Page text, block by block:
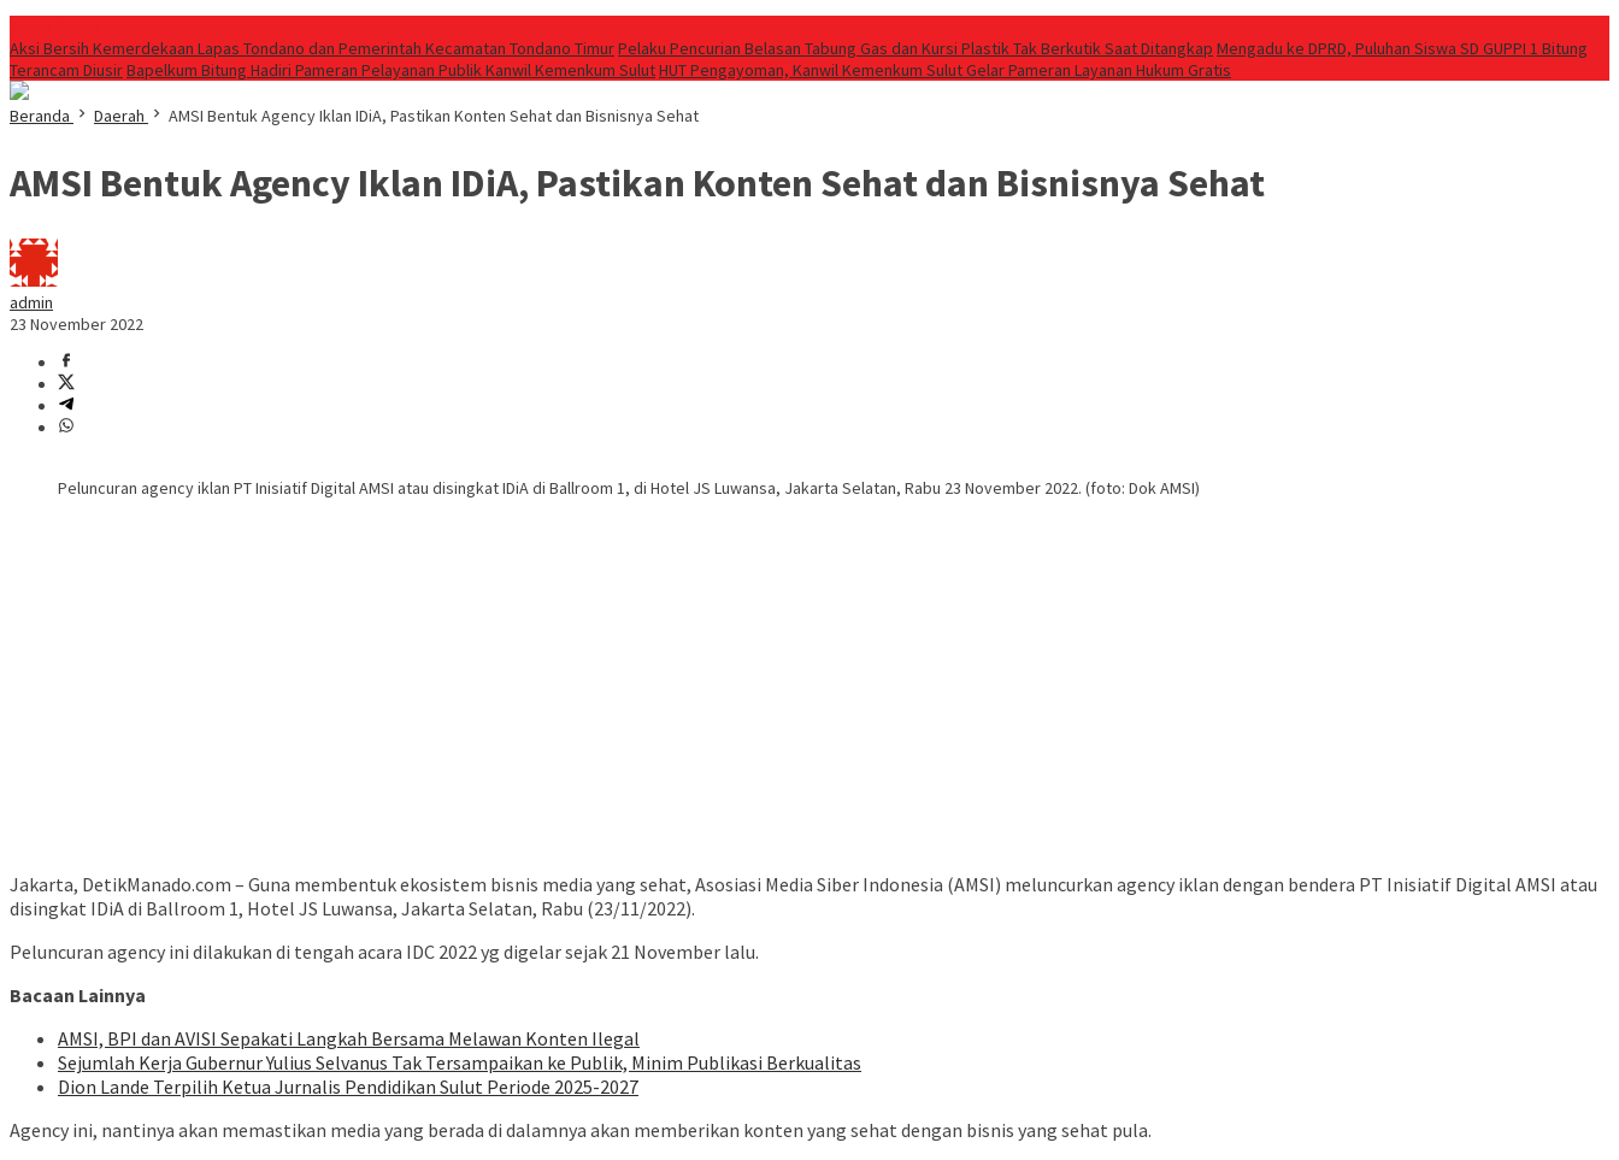
Aksi Bersih Kemerdekaan Lapas Tondano dan Pemerintah Kecamatan Tondano TimurPelaku Pencurian Belasan Tabung Gas dan Kursi Plastik Tak Berkutik Saat Ditangkap Mengadu ke DPRD, Puluhan Siswa SD GUPPI 1 Bitung
Terancam Diusir‎Bapelkum Bitung Hadiri Pameran Pelayanan Publik Kanwil Kemenkum SulutHUT Pengayoman, Kanwil Kemenkum Sulut Gelar Pameran Layanan Hukum Gratis
Beranda Daerah AMSI Bentuk Agency Iklan IDiA, Pastikan Konten Sehat dan Bisnisnya Sehat
AMSI Bentuk Agency Iklan IDiA, Pastikan Konten Sehat dan Bisnisnya Sehat
admin
23 November 2022
Peluncuran agency iklan PT Inisiatif Digital AMSI atau disingkat IDiA di Ballroom 1, di Hotel JS Luwansa, Jakarta Selatan, Rabu 23 November 2022. (foto: Dok AMSI)
Jakarta, DetikManado.com – Guna membentuk ekosistem bisnis media yang sehat, Asosiasi Media Siber Indonesia (AMSI) meluncurkan agency iklan dengan bendera PT Inisiatif Digital AMSI atau
disingkat IDiA di Ballroom 1, Hotel JS Luwansa, Jakarta Selatan, Rabu (23/11/2022).
Peluncuran agency ini dilakukan di tengah acara IDC 2022 yg digelar sejak 21 November lalu.
Bacaan Lainnya
AMSI, BPI dan AVISI Sepakati Langkah Bersama Melawan Konten Ilegal
Sejumlah Kerja Gubernur Yulius Selvanus Tak Tersampaikan ke Publik, Minim Publikasi Berkualitas
Dion Lande Terpilih Ketua Jurnalis Pendidikan Sulut Periode 2025-2027
Agency ini, nantinya akan memastikan media yang berada di dalamnya akan memberikan konten yang sehat dengan bisnis yang sehat pula.